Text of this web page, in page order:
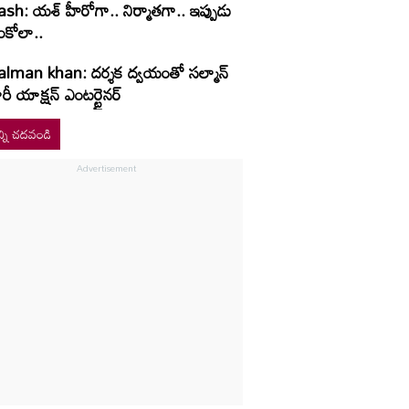
యశ్ హీరోగా.. నిర్మాతగా.. ఇప్పుడు
khan: దర్శక ద్వయంతో సల్మాన్
యాక్షన్ ఎంటర్టైనర్
చదవండి